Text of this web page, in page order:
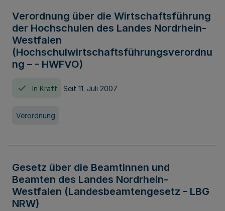
Verordnung über die Wirtschaftsführung
der Hochschulen des Landes Nordrhein-
Westfalen
(Hochschulwirtschaftsführungsverordnu
ng – - HWFVO)
In Kraft Seit 11. Juli 2007
Verordnung
Gesetz über die Beamtinnen und
Beamten des Landes Nordrhein-
Westfalen (Landesbeamtengesetz - LBG
NRW)